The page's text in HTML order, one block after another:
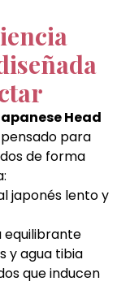
Head
para
de forma
japonés lento y
y agua tibia
que inducen